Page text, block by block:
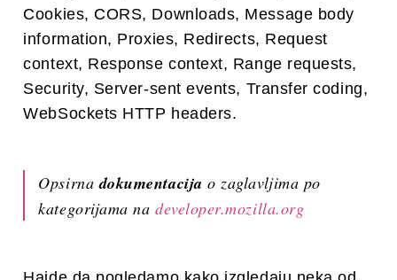
Cookies, CORS, Downloads, Message body
information, Proxies, Redirects, Request
context, Response context, Range requests,
Security, Server-sent events, Transfer coding,
WebSockets HTTP headers.
Opsirnadokumentacija o zaglavljima po
kategorijama na developer.mozilla.org